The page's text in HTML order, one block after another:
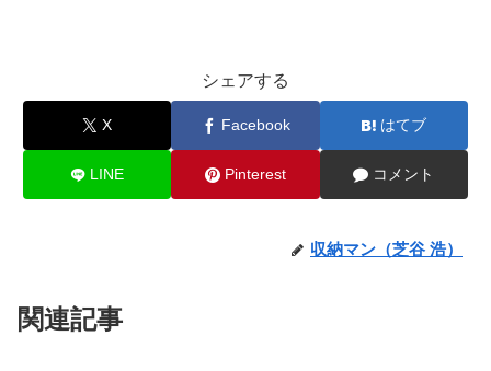
シェアする
X Facebook はてブ
LINE Pinterest コメント
収納マン（芝谷 浩）
関連記事